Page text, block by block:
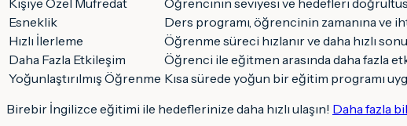
Kişiye Özel Müfredat
Öğrencinin seviyesi ve hedefleri
Esneklik
Ders programı, öğrencinin zamanına ve
Hızlı İlerleme
Öğrenme süreci hızlanır ve daha hızlı
Daha Fazla Etkileşim
Öğrenci ile eğitmen arasında daha fazla
Yoğunlaştırılmış Öğrenme Kısa sürede yoğun bir eğitim programı
Birebir İngilizce eğitimi ile hedeflerinize daha hızlı ulaşın! Daha fazla